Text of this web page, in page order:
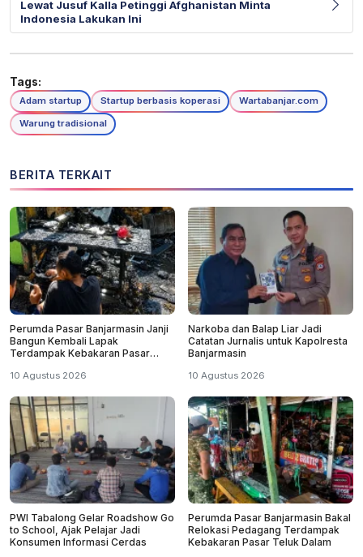
Lewat Jusuf Kalla Petinggi Afghanistan Minta
Indonesia Lakukan Ini
Tags:
Adam startup Startup berbasis koperasi
Wartabanjar.com
Warung tradisional
BERITA TERKAIT
Perumda Pasar Banjarmasin Janji
Bangun Kembali Lapak
Terdampak Kebakaran Pasar
10 Agustus 2026
Narkoba dan Balap Liar Jadi
Catatan Jurnalis untuk Kapolresta
Banjarmasin
10 Agustus 2026
PWI Tabalong Gelar Roadshow Go
to School, Ajak Pelajar Jadi
Konsumen Informasi Cerdas
Perumda Pasar Banjarmasin Bakal
Relokasi Pedagang Terdampak
Kebakaran Pasar Teluk Dalam